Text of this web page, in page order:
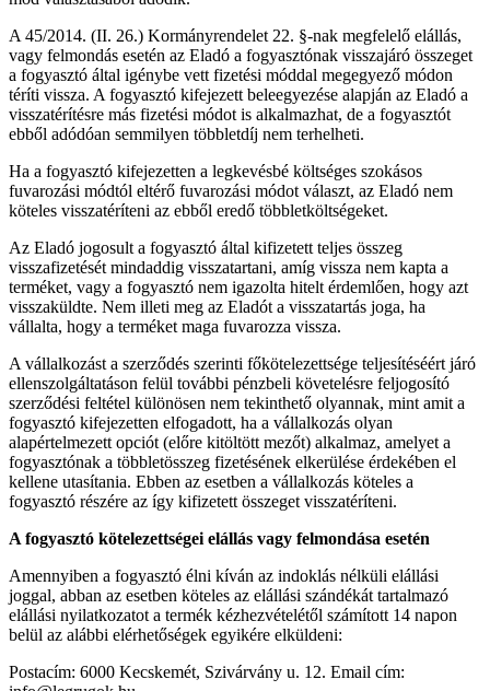
A 45/2014. (II. 26.) Kormányrendelet 22. §-nak megfelelő elállás,
vagy felmondás esetén az Eladó a fogyasztónak visszajáró összeget
a fogyasztó által igénybe vett fizetési móddal megegyező módon
téríti vissza. A fogyasztó kifejezett beleegyezése alapján az Eladó a
visszatérítésre más fizetési módot is alkalmazhat, de a fogyasztót
ebből adódóan semmilyen többletdíj nem terhelheti.
Ha a fogyasztó kifejezetten a legkevésbé költséges szokásos
fuvarozási módtól eltérő fuvarozási módot választ, az Eladó nem
köteles visszatéríteni az ebből eredő többletköltségeket.
Az Eladó jogosult a fogyasztó által kifizetett teljes összeg
visszafizetését mindaddig visszatartani, amíg vissza nem kapta a
terméket, vagy a fogyasztó nem igazolta hitelt érdemlően, hogy azt
visszaküldte. Nem illeti meg az Eladót a visszatartás joga, ha
vállalta, hogy a terméket maga fuvarozza vissza.
A vállalkozást a szerződés szerinti főkötelezettsége teljesítéséért járó
ellenszolgáltatáson felül további pénzbeli követelésre feljogosító
szerződési feltétel különösen nem tekinthető olyannak, mint amit a
fogyasztó kifejezetten elfogadott, ha a vállalkozás olyan
alapértelmezett opciót (előre kitöltött mezőt) alkalmaz, amelyet a
fogyasztónak a többletösszeg fizetésének elkerülése érdekében el
kellene utasítania. Ebben az esetben a vállalkozás köteles a
fogyasztó részére az így kifizetett összeget visszatéríteni.
A fogyasztó kötelezettségei elállás vagy felmondása esetén
Amennyiben a fogyasztó élni kíván az indoklás nélküli elállási
joggal, abban az esetben köteles az elállási szándékát tartalmazó
elállási nyilatkozatot a termék kézhezvételétől számított 14 napon
belül az alábbi elérhetőségek egyikére elküldeni:
Postacím: 6000 Kecskemét, Szivárvány u. 12. Email cím: